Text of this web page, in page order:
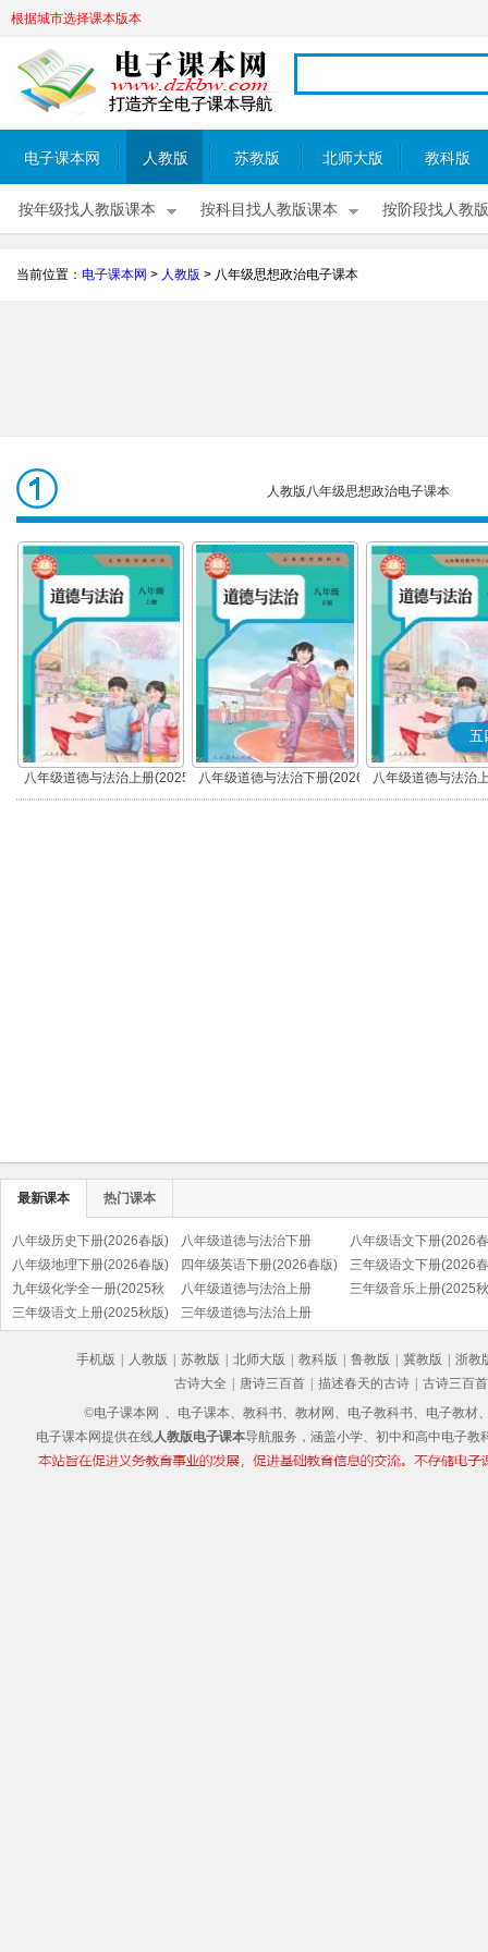
根据城市选择课本版本
电子课本网 人教版 苏教版 北师大版 教科版
按年级找人教版课本 按科目找人教版课本 按阶段找人教
当前位置： 电子课本网 > 人教版 > 八年级思想政治电子课本
八年级思想政
治
人教版八年级思想政治电子课本
八年级道德与法治上册(2025
秋版)(部编版)
八年级道德与法治下册(2026
春版)(部编版)
五
八年级道德与法治
秋版)(部编
最新课本 热门课本
八年级历史下册(2026春版)
(部编版)
八年级道德与法治下册
(2026春版)(部编版)
八年级语文下册(2026
(部编版)
八年级地理下册(2026春版)
四年级英语下册(2026春版)
(PEP)
三年级语文下册(2026
(部编版)
九年级化学全一册(2025秋
版)
八年级道德与法治上册
(2025秋版)(部编版)
三年级音乐上册(2025
三年级语文上册(2025秋版)
三年级道德与法治上册
手机版
人教版 苏教版 北师大版 教科版 鲁教版 冀教版
浙教
古诗大全
唐诗三百首 描述春天的古诗
古诗三百首
©电子课本网 、电子课本、教科书、教材网、电子教科书、电子教材
电子课本网提供在线人教版电子课本导航服务，涵盖小学、初中和高中电子